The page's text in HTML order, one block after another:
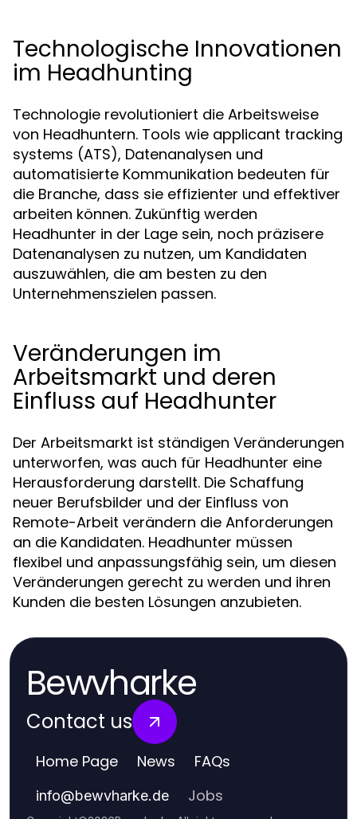
Technologische Innovationen
im Headhunting
Technologie revolutioniert die Arbeitsweise
von Headhuntern. Tools wie applicant tracking
systems (ATS), Datenanalysen und
automatisierte Kommunikation bedeuten für
die Branche, dass sie effizienter und effektiver
arbeiten können. Zukünftig werden
Headhunter in der Lage sein, noch präzisere
Datenanalysen zu nutzen, um Kandidaten
auszuwählen, die am besten zu den
Unternehmenszielen passen.
Veränderungen im
Arbeitsmarkt und deren
Einfluss auf Headhunter
Der Arbeitsmarkt ist ständigen Veränderungen
unterworfen, was auch für Headhunter eine
Herausforderung darstellt. Die Schaffung
neuer Berufsbilder und der Einfluss von
Remote-Arbeit verändern die Anforderungen
an die Kandidaten. Headhunter müssen
flexibel und anpassungsfähig sein, um diesen
Veränderungen gerecht zu werden und ihren
Kunden die besten Lösungen anzubieten.
Bewvharke
Contact us
Home Page News FAQs
info@bewvharke.de Jobs